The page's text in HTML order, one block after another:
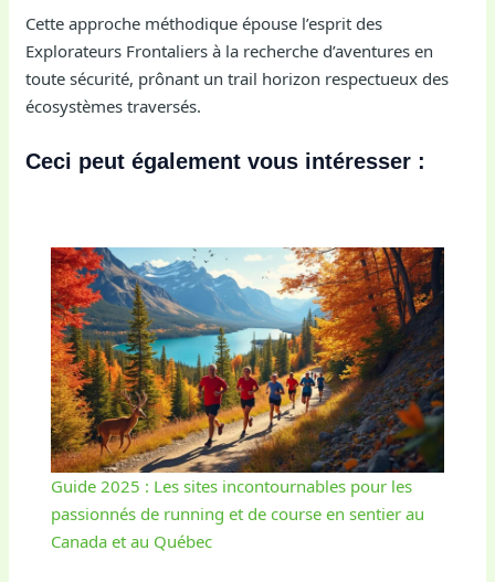
Cette approche méthodique épouse l’esprit des
Explorateurs Frontaliers à la recherche d’aventures en
toute sécurité, prônant un trail horizon respectueux des
écosystèmes traversés.
Ceci peut également vous intéresser :
Guide 2025 : Les sites incontournables pour les
passionnés de running et de course en sentier au
Canada et au Québec